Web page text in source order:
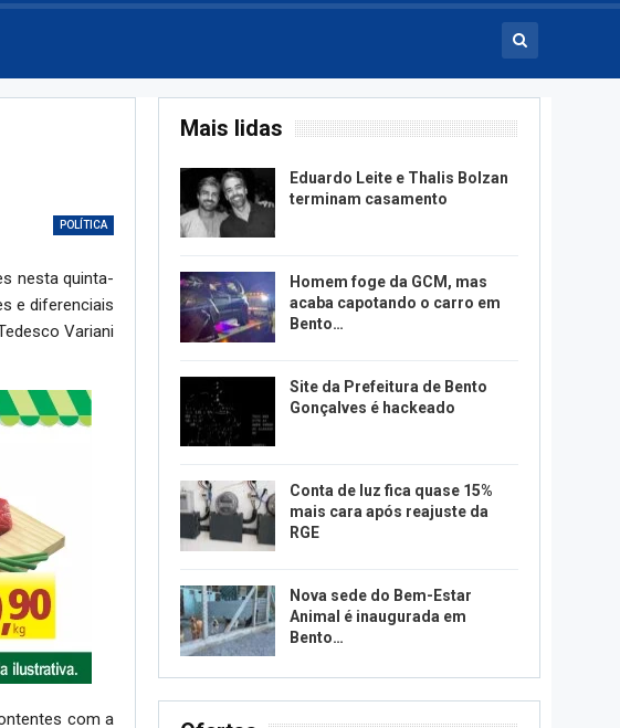
POLÍTICA
nesta quinta-
e diferenciais
Variani
com a
Mais lidas
Eduardo Leite e Thalis Bolzan
terminam casamento
Homem foge da GCM, mas
acaba capotando o carro em
Bento…
Site da Prefeitura de Bento
Gonçalves é hackeado
Conta de luz fica quase 15%
mais cara após reajuste da
RGE
Nova sede do Bem-Estar
Animal é inaugurada em
Bento…